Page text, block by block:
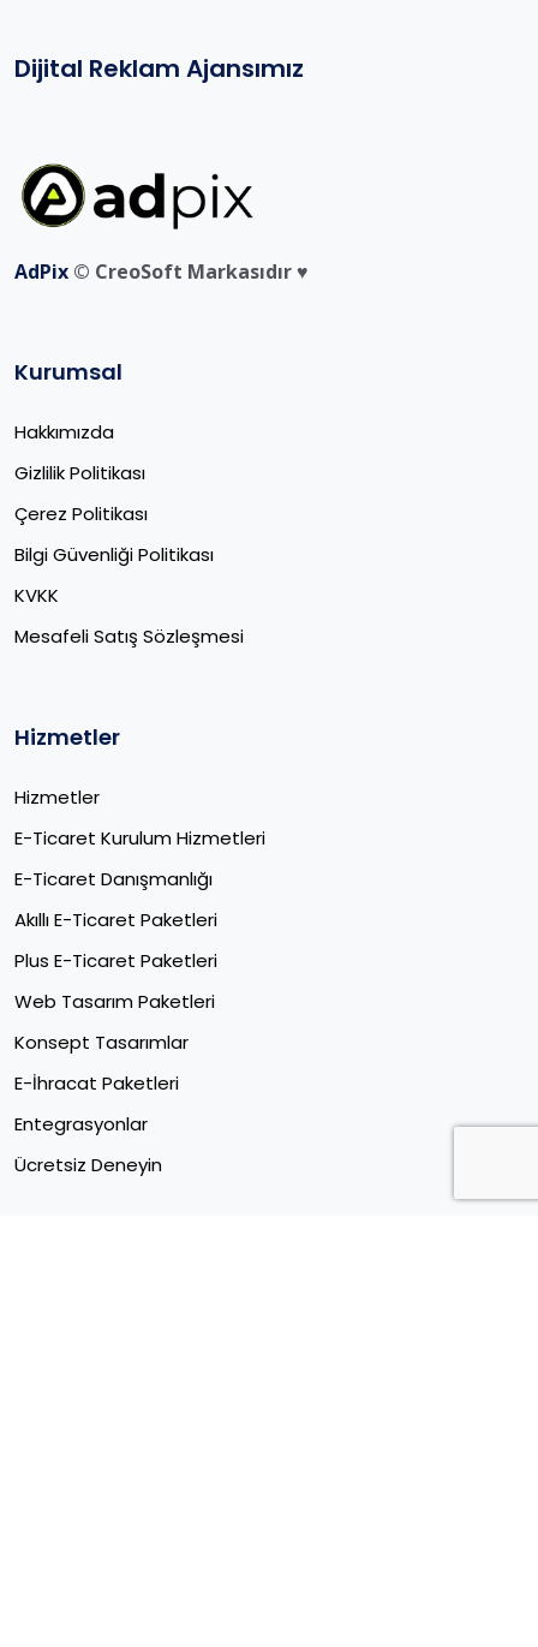
Dijital Reklam Ajansımız
AdPix © CreoSoft Markasıdır ♥️
Kurumsal
Hakkımızda
Gizlilik Politikası
Çerez Politikası
Bilgi Güvenliği Politikası
KVKK
Mesafeli Satış Sözleşmesi
Hizmetler
Hizmetler
E-Ticaret Kurulum Hizmetleri
E-Ticaret Danışmanlığı
Akıllı E-Ticaret Paketleri
Plus E-Ticaret Paketleri
Web Tasarım Paketleri
Konsept Tasarımlar
E-İhracat Paketleri​
Entegrasyonlar
Ücretsiz Deneyin